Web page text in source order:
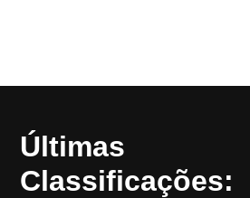
Últimas
Classificações: